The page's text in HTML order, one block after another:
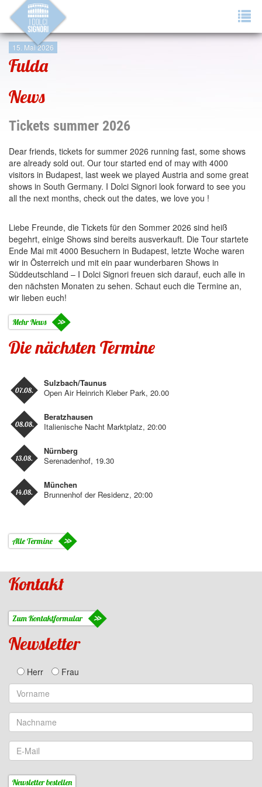
15. Mai 2026
Fulda
News
Tickets summer 2026
Dear friends, tickets for summer 2026 running fast, some shows
are already sold out. Our tour started end of may with 4000
visitors in Budapest, last week we played Austria and some great
shows in South Germany. I Dolci Signori look forward to see you
all the next months, check out the dates, we love you !
Liebe Freunde, die Tickets für den Sommer 2026 sind heiß
begehrt, einige Shows sind bereits ausverkauft. Die Tour startete
Ende Mai mit 4000 Besuchern in Budapest, letzte Woche waren
wir in Österreich und mit ein paar wunderbaren Shows in
Süddeutschland – I Dolci Signori freuen sich darauf, euch alle in
den nächsten Monaten zu sehen. Schaut euch die Termine an,
wir lieben euch!
Mehr News
Die nächsten Termine
Sulzbach/Taunus
Open Air Heinrich Kleber Park, 20.00
07.08.
Beratzhausen
Italienische Nacht Marktplatz, 20:00
08.08.
Nürnberg
Serenadenhof, 19.30
13.08.
München
Brunnenhof der Residenz, 20:00
14.08.
Alle Termine
Kontakt
Zum Kontaktformular
Newsletter
Herr Frau